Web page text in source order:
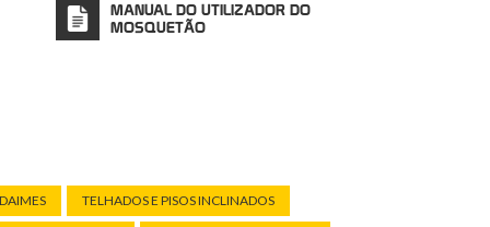
MANUAL DO UTILIZADOR DO
MOSQUETÃO
TELHADOS E PISOS INCLINADOS